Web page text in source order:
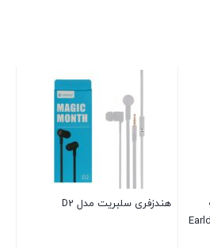
هندزفری سلبریت مدل D2